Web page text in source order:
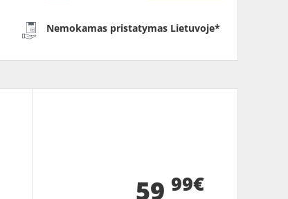
Nemokamas pristatymas Lietuvoje*
59 99€